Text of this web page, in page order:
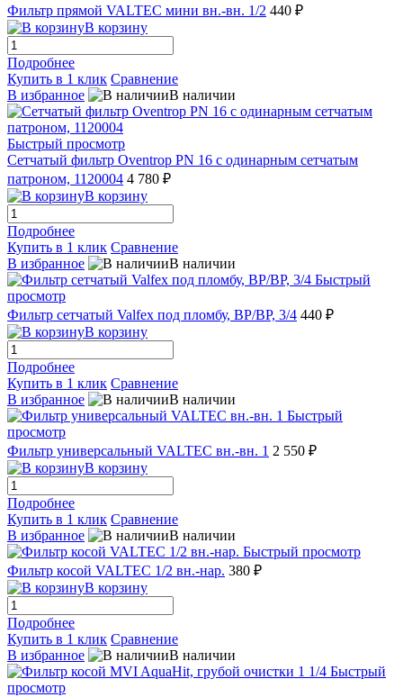
Фильтр прямой VALTEC мини вн.-вн. 1/2 440 ₽
В корзину
Подробнее
Купить в 1 клик Сравнение
В избранное
В наличии
Быстрый просмотр
Сетчатый фильтр Oventrop PN 16 с одинарным сетчатым
патроном, 1120004 4 780 ₽
В корзину
Подробнее
Купить в 1 клик Сравнение
В избранное
В наличии
Быстрый
просмотр
Фильтр сетчатый Valfex под пломбу, ВР/ВР, 3/4 440 ₽
В корзину
Подробнее
Купить в 1 клик Сравнение
В избранное
В наличии
Быстрый
просмотр
Фильтр универсальный VALTEC вн.-вн. 1 2 550 ₽
В корзину
Подробнее
Купить в 1 клик Сравнение
В избранное
В наличии
Быстрый просмотр
Фильтр косой VALTEC 1/2 вн.-нар. 380 ₽
В корзину
Подробнее
Купить в 1 клик Сравнение
В избранное
В наличии
Быстрый
просмотр